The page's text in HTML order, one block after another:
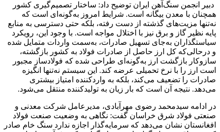
دبیر انجمن سنگ‌آهن ایران توضیح داد: ساختار تصمیم‌گیری کشور
همچنان با معدن بیگانه است. شرایط امروز به‌گونه‌ای است که
نه‌تنها مزیت‌های گذشته از دست رفته، بلکه حتی دسترسی به منابع
پایه نظیر گاز و برق نیز با اختلال مواجه است. با وجود این، رویکرد
سیاستگذاران به‌جای تسهیل صادرات، به‌سمت واردات متمایل شده
و درحالی‌که کل ارز حاصل از صادرات فولاد به کشور بازگشته،
سازوکار بازگشت ارز به‌گونه‌ای طراحی شده که فولادساز مجبور
است ارز را با نرخ تحمیلی عرضه کند. این سیستم نه‌تنها انگیزه
صادرات را تضعیف می‌کند، بلکه به واردکننده امتیاز بیشتری
می‌دهد. نتیجه آن است که بار زیان به تولیدکننده منتقل می‌شود.
در ادامه سیدمحمد رضوی مهرآبادی، مدیرعامل شرکت معدنی و
صنعتی فولاد شرق خراسان گفت: نگاهی به وضعیت صنعت فولاد
افغانستان نشان می‌دهد که سرمایه‌گذار اجازه ندارد سنگ خام صادر